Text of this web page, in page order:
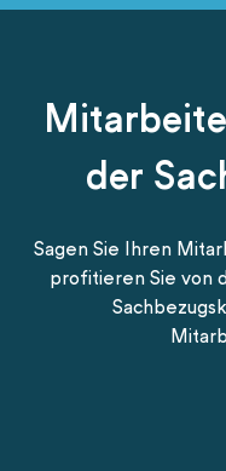
der
Sagen Sie Ihren
profitieren Sie von